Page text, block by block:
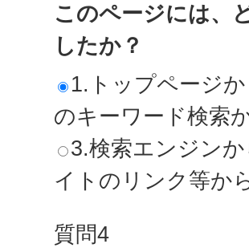
このページには、
したか？
1.トップページ
のキーワード検索
3.検索エンジン
イトのリンク等か
質問4